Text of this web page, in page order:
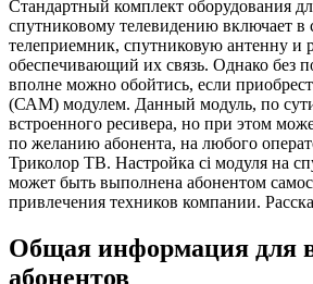
Стандартный комплект оборудования
спутниковому телевидению включает в
телеприемник, спутниковую антенну и
обеспечивающий их связь. Однако без
вполне можно обойтись, если
(САМ) модулем. Данный модуль, по
встроенного ресивера, но при этом
по желанию абонента, на любого
Триколор ТВ. Настройка ci модуля на
может быть выполнена абонентом
привлечения техников компании.
Общая информация для
абонентов